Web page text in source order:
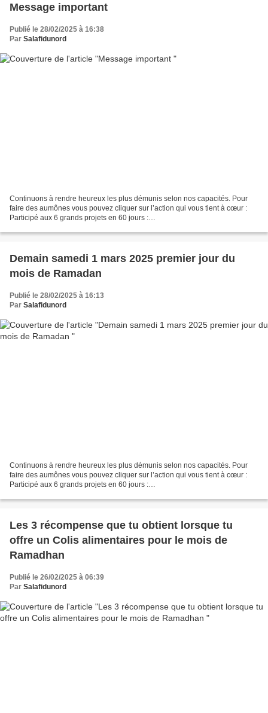
Message important
Publié le 28/02/2025 à 16:38
Par Salafidunord
Continuons à rendre heureux les plus démunis selon nos capacités. Pour
faire des aumônes vous pouvez cliquer sur l’action qui vous tient à cœur :
Participé aux 6 grands projets en 60 jours :
jours.html...
Demain samedi 1 mars 2025 premier jour du
mois de Ramadan
Publié le 28/02/2025 à 16:13
Par Salafidunord
Continuons à rendre heureux les plus démunis selon nos capacités. Pour
faire des aumônes vous pouvez cliquer sur l’action qui vous tient à cœur :
Participé aux 6 grands projets en 60 jours :
jours.html...
Les 3 récompense que tu obtient lorsque tu
offre un Colis alimentaires pour le mois de
Ramadhan
Publié le 26/02/2025 à 06:39
Par Salafidunord